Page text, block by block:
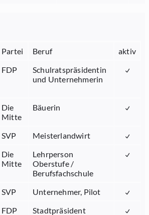
Partei Beruf
aktiv
FDP
Schulratspräsidentin
und Unternehmerin
Die
Mitte
Bäuerin
SVP
Meisterlandwirt
Die
Mitte
Lehrperson
Oberstufe /
Berufsfachschule
SVP
Unternehmer, Pilot
FDP Stadtpräsident